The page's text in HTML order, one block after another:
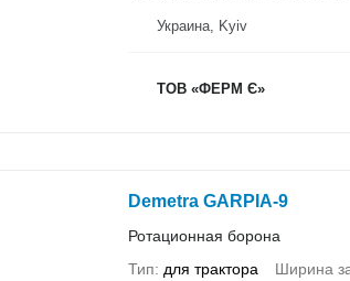
Украина, Kyiv
ТОВ «ФЕРМ Є»
Demetra GARPIA-9
Ротационная борона
Тип
для трактора Ширина